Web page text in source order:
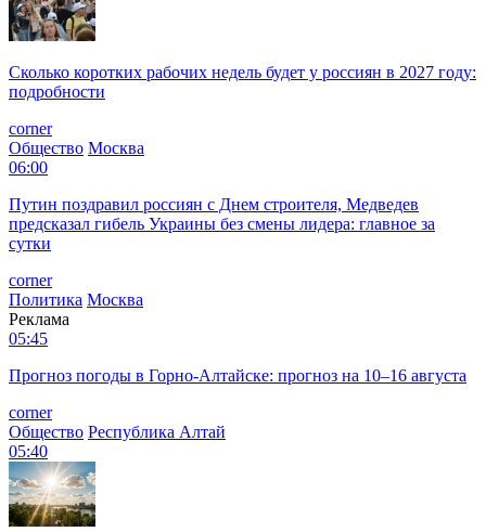
Сколько коротких рабочих недель будет у россиян в 2027 году:
подробности
corner
Общество Москва
06:00
Путин поздравил россиян с Днем строителя, Медведев
предсказал гибель Украины без смены лидера: главное за
сутки
corner
Политика Москва
Реклама
05:45
Прогноз погоды в Горно-Алтайске: прогноз на 10–16 августа
corner
Общество Республика Алтай
05:40